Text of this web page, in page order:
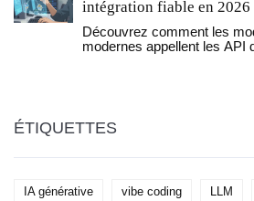
intégration fiable en 2026
Découvrez comment les
modernes appellent les API
éprouvées.
ÉTIQUETTES
IA générative vibe coding LLM